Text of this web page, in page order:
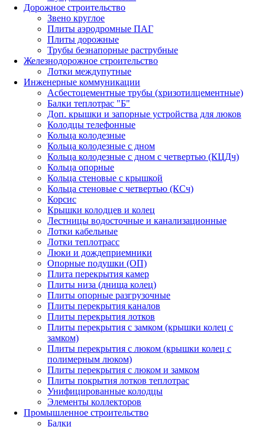
Дорожное строительство
Звено круглое
Плиты аэродромные ПАГ
Плиты дорожные
Трубы безнапорные раструбные
Железнодорожное строительство
Лотки междупутные
Инженерные коммуникации
Асбестоцементные трубы (хризотилцементные)
Балки теплотрас "Б"
Доп. крышки и запорные устройства для люков
Колодцы телефонные
Кольца колодезные
Кольца колодезные с дном
Кольца колодезные с дном с четвертью (КЦДч)
Кольца опорные
Кольца стеновые с крышкой
Кольца стеновые с четвертью (КСч)
Корсис
Крышки колодцев и колец
Лестницы водосточные и канализационные
Лотки кабельные
Лотки теплотрасс
Люки и дождеприемники
Опорные подушки (ОП)
Плита перекрытия камер
Плиты низа (днища колец)
Плиты опорные разгрузочные
Плиты перекрытия каналов
Плиты перекрытия лотков
Плиты перекрытия с замком (крышки колец с
замком)
Плиты перекрытия с люком (крышки колец с
полимерным люком)
Плиты перекрытия с люком и замком
Плиты покрытия лотков теплотрас
Унифицированные колодцы
Элементы коллекторов
Промышленное строительство
Балки